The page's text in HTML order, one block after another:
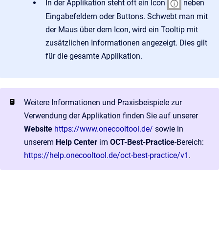
In der Applikation steht oft ein Icon
neben
Eingabefeldern oder Buttons. Schwebt man mit
der Maus über dem Icon, wird ein Tooltip mit
zusätzlichen Informationen angezeigt. Dies gilt
für die gesamte Applikation.
Weitere Informationen und Praxisbeispiele zur
Verwendung der Applikation finden Sie auf unserer
Website https://www.onecooltool.de/ sowie in
unserem Help Center im OCT-Best-Practice-Bereich:
https://help.onecooltool.de/oct-best-practice/v1 .